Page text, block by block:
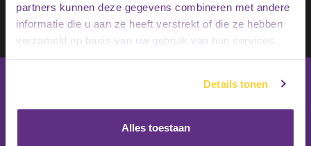
partners kunnen deze gegevens combineren met andere
informatie die u aan ze heeft verstrekt of die ze hebben
verzameld op basis van uw gebruik van hun services.
Details tonen
Alles toestaan
Schrijf je in op onze nieuwsbrief
Inschrijven